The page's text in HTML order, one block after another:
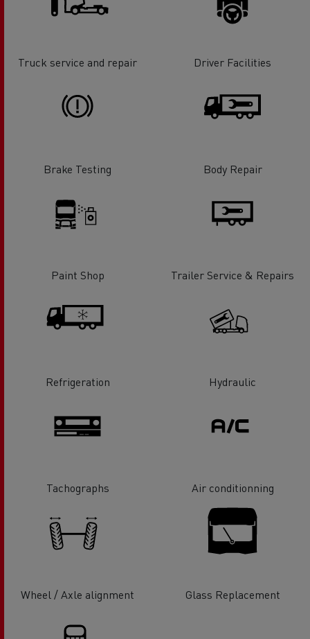
Truck service and repair Driver Facilities
Brake Testing Body Repair
Paint Shop Trailer Service & Repairs
Refrigeration Hydraulic
Tachographs Air conditionning
Wheel / Axle alignment Glass Replacement